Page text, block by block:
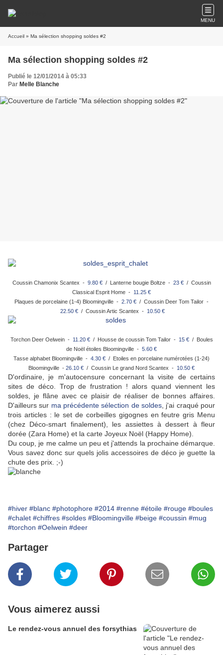
MENU
Accueil » Ma sélection shopping soldes #2
Ma sélection shopping soldes #2
Publié le 12/01/2014 à 05:33
Par Melle Blanche
Coussin Chamonix Scantex - 9.80 €/ Lanterne bougie Boltze - 23 €/ Coussin
Classical Esprit Home - 11.25 €
Plaques de porcelaine (1-4) Bloomingville - 2.70 € / Coussin Deer Tom Tailor -
22.50 €/ Coussin Artic Scantex - 10.50 €
Torchon Deer Oelwein - 11.20 €/ Housse de coussin Tom Tailor - 15 €/ Boules
de Noël étoiles Bloomingville - 5.60 €
Tasse alphabet Bloomingville - 4.30 € / Etoiles en porcelaine numérotées (1-24)
Bloomingville - 26.10 € / Coussin Le grand Nord Scantex - 10.50 €
D'ordinaire, je m'autocensure concernant la visite de certains
sites de déco. Trop de frustration ! alors quand viennent les
soldes, je flâne avec ce plaisir de réaliser de bonnes affaires.
D'ailleurs sur ma précédente sélection de soldes , j'ai craqué pour
trois articles : le set de corbeilles gigognes en feutre gris Menu
(chez Déco-smart finalement), les assiettes à dessert à fleur
dorée (Zara Home) et la carte Joyeux Noël (Happy Home).
Du coup, je me calme un peu et j'attends la prochaine démarque.
Vous savez donc sur quels jolis accessoires de déco je guette la
chute des prix. ;-)
#hiver #blanc #photophore #2014 #renne #étoile #rouge #boules
#chalet #chiffres #soldes #Bloomingville #beige #coussin #mug
#torchon #Oelwein #deer
Partager
Vous aimerez aussi
Le rendez-vous annuel des forsythias